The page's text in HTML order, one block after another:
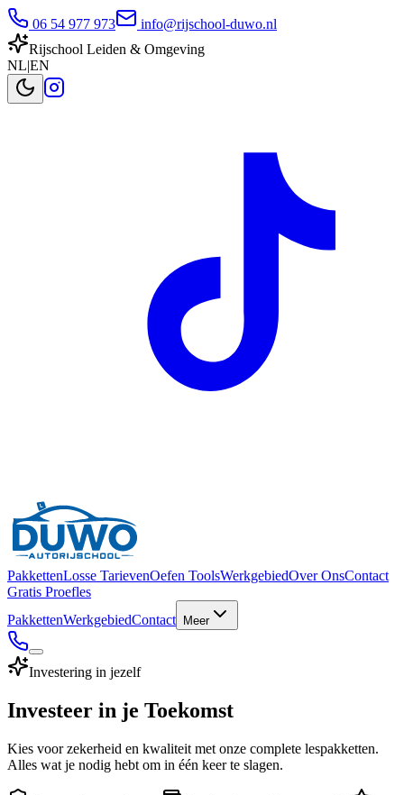
06 54 977 973
info@rijschool-duwo.nl
Rijschool Leiden & Omgeving
NL|EN
PakkettenLosse TarievenOefen ToolsWerkgebiedOver OnsContact
Gratis Proefles
PakkettenWerkgebiedContact Meer
Investering in jezelf
Investeer in je Toekomst
Kies voor zekerheid en kwaliteit met onze complete lespakketten.
Alles wat je nodig hebt om in één keer te slagen.